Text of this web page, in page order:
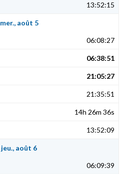
13:52:15
mer., août 5
06:08:27
06:38:51
21:05:27
21:35:51
14h 26m 36s
13:52:09
jeu., août 6
06:09:39